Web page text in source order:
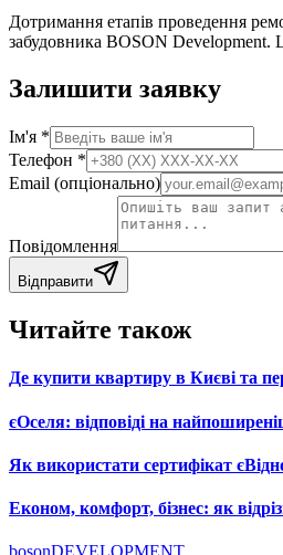
Дотримання етапів проведення
забудовника BOSON Development.
Залишити заявку
Ім'я *
Телефон *
Email (опціонально)
Повідомлення
Відправити
Читайте також
Де купити квартиру в Києві та
єОселя: відповіді на
Як використати сертифікат
Економ, комфорт, бізнес: як